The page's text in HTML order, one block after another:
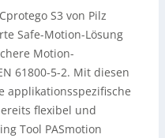
S3 von Pilz
Safe-Motion-Lösung
Motion-
61800-5-2. Mit diesen
applikationsspezifische
flexibel und
Tool PASmotion